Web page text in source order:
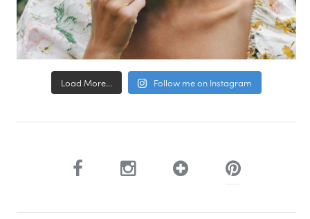
Load More... Follow me on Instagram